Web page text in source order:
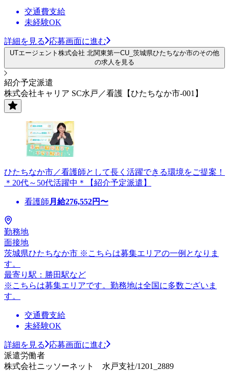
交通費支給
未経験OK
詳細を見る 応募画面に進む
UTエージェント株式会社 北関東第一CU_茨城県ひたちなか市のその他
の求人を見る
紹介予定派遣
株式会社キャリア SC水戸／看護【ひたちなか市-001】
ひたちなか市／看護師として長く活躍できる環境をご提案！
＊20代～50代活躍中＊【紹介予定派遣】
看護師 月給276,552円〜
勤務地
面接地
茨城県ひたちなか市 ※こちらは募集エリアの一例となりま
す。
最寄り駅：勝田駅など
※こちらは募集エリアです。勤務地は全国に多数ございま
す。
交通費支給
未経験OK
詳細を見る
応募画面に進む
派遣労働者
株式会社ニッソーネット 水戸支社/1201_2889